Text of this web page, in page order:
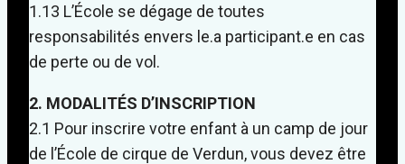
1.13 L’École se dégage de toutes
responsabilités envers le.a participant.e en cas
de perte ou de vol.
2. MODALITÉS D’INSCRIPTION
2.1 Pour inscrire votre enfant à un camp de jour
de l’École de cirque de Verdun, vous devez être